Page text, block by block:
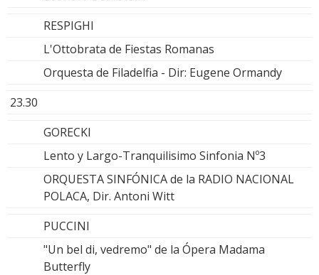
RESPIGHI
L'Ottobrata de Fiestas Romanas
Orquesta de Filadelfia - Dir: Eugene Ormandy
23.30
GORECKI
Lento y Largo-Tranquilisimo Sinfonia Nº3
ORQUESTA SINFÓNICA de la RADIO NACIONAL
POLACA, Dir. Antoni Witt
PUCCINI
"Un bel di, vedremo" de la Ópera Madama
Butterfly